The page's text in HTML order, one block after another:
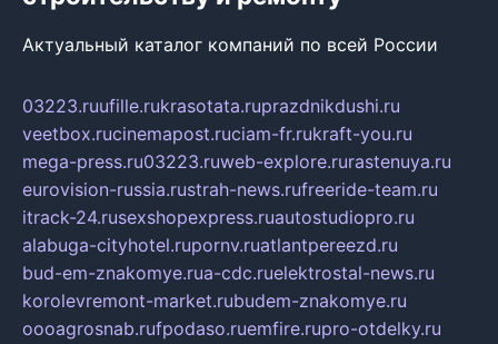
Актуальный каталог компаний по всей России
03223.ruufille.rukrasotata.ruprazdnikdushi.ru
veetbox.rucinemapost.ruciam-fr.rukraft-you.ru
mega-press.ru03223.ruweb-explore.rurastenuya.ru
eurovision-russia.rustrah-news.rufreeride-team.ru
itrack-24.rusexshopexpress.ruautostudiopro.ru
alabuga-cityhotel.rupornv.ruatlantpereezd.ru
bud-em-znakomye.rua-cdc.ruelektrostal-news.ru
korolevremont-market.rubudem-znakomye.ru
oooagrosnab.rufpodaso.ruemfire.rupro-otdelky.ru